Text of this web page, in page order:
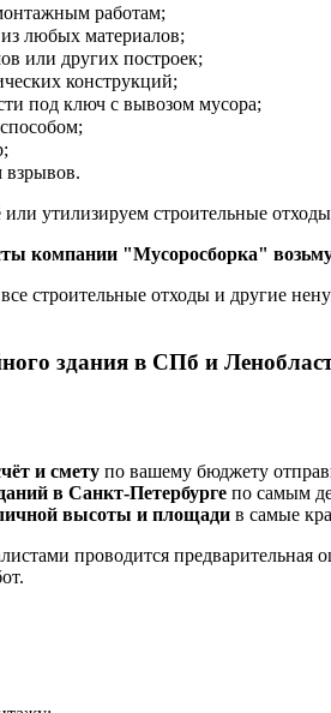
работам;
любых материалов;
или других построек;
конструкций;
под ключ с вывозом мусора;
утилизируем строительные
компании "Мусоросборка"
строительные отходы и другие
здания в СПб и
и смету по вашему бюджету
в Санкт-Петербурге по самым
высоты и площади в самые
проводится предварительная